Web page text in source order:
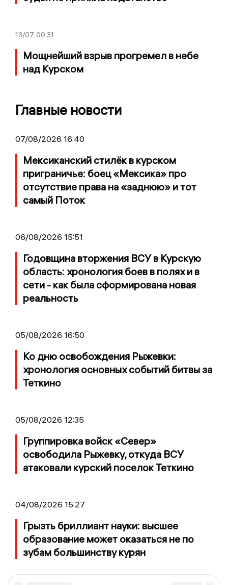
13/07 00:31
Мощнейший взрыв прогремел в небе
над Курском
Главные новости
07/08/2026 16:40
Мексиканский стилёк в курском
приграничье: боец «Мексика» про
отсутствие права на «заднюю» и тот
самый Поток
06/08/2026 15:51
Годовщина вторжения ВСУ в Курскую
область: хронология боев в полях и в
сети - как была сформирована новая
реальность
05/08/2026 16:50
Ко дню освобождения Рыжевки:
хронология основных событий битвы за
Теткино
05/08/2026 12:35
Группировка войск «Север»
освободила Рыжевку, откуда ВСУ
атаковали курский поселок Теткино
04/08/2026 15:27
Грызть бриллиант науки: высшее
образование может оказаться не по
зубам большинству курян